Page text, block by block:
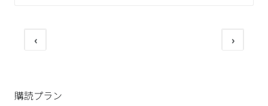
‹ ›
購読プラン